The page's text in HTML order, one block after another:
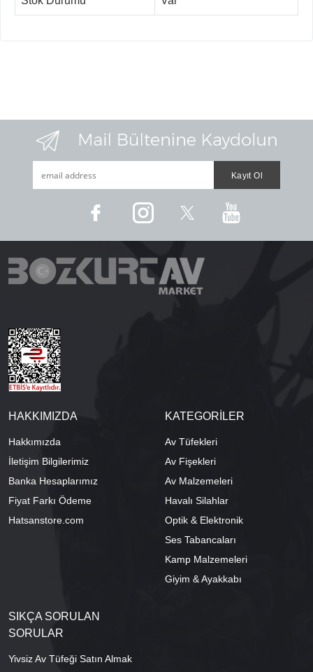
HAKKIMIZDA
Hakkımızda
İletişim Bilgilerimiz
Banka Hesaplarımız
Fiyat Farkı Ödeme
Hatsanstore.com
KATEGORİLER
Av Tüfekleri
Av Fişekleri
Av Malzemeleri
Havalı Silahlar
Optik & Elektronik
Ses Tabancaları
Kamp Malzemeleri
Giyim & Ayakkabı
SIKÇA SORULAN
SORULAR
Yivsiz Av Tüfeği Satın Almak